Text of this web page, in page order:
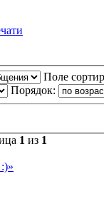
Поле
Порядок:
1 из 1